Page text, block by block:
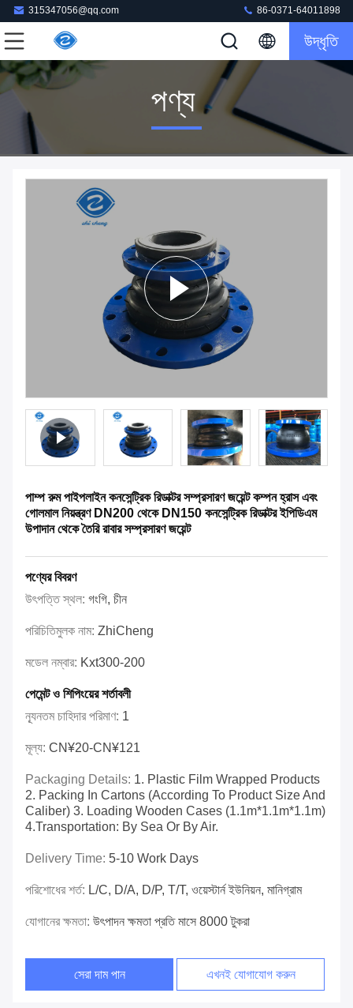
315347056@qq.com 86-0371-64011898
উদ্ধৃতি
পণ্য
পাম্প রুম পাইপলাইন কনসেন্ট্রিক রিডাক্টর সম্প্রসারণ জয়েন্ট কম্পন হ্রাস এবং
গোলমাল নিয়ন্ত্রণ DN200 থেকে DN150 কনসেন্ট্রিক রিডাক্টর ইপিডিএম
উপাদান থেকে তৈরি রাবার সম্প্রসারণ জয়েন্ট
পণ্যের বিবরণ
উৎপত্তি স্থল: গংগি, চীন
পরিচিতিমুলক নাম: ZhiCheng
মডেল নম্বার: Kxt300-200
পেমেন্ট ও শিপিংয়ের শর্তাবলী
ন্যূনতম চাহিদার পরিমাণ: 1
মূল্য: CN¥20-CN¥121
Packaging Details: 1. Plastic Film Wrapped Products
2. Packing In Cartons (according To Product Size And
Caliber) 3. Loading Wooden Cases (1.1m*1.1m*1.1m)
4.Transportation: By Sea Or By Air.
Delivery Time: 5-10 Work Days
পরিশোধের শর্ত: L/C, D/A, D/P, T/T, ওয়েস্টার্ন ইউনিয়ন, মানিগ্রাম
যোগানের ক্ষমতা: উৎপাদন ক্ষমতা প্রতি মাসে 8000 টুকরা
সেরা দাম পান এখনই যোগাযোগ করুন